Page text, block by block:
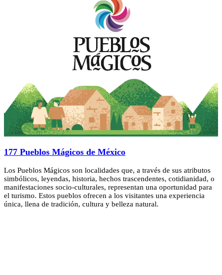
177 Pueblos Mágicos de México
Los Pueblos Mágicos son localidades que, a través de sus atributos
simbólicos, leyendas, historia, hechos trascendentes, cotidianidad, o
manifestaciones socio-culturales, representan una oportunidad para
el turismo. Estos pueblos ofrecen a los visitantes una experiencia
única, llena de tradición, cultura y belleza natural.